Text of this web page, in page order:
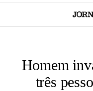
Homem
três